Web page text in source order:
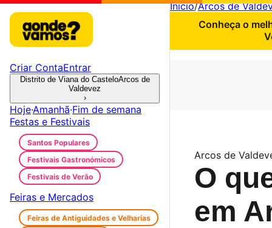
Início/Arcos de
Conheça o
Arcos de
O
em
Criar ContaEntrar
Distrito de Viana do CasteloArcos de
Valdevez
›
Hoje·Amanhã·Fim de semana
Festas e Festivais
Santos Populares
Festivais Gastronómicos
Festivais de Verão
Feiras e Mercados
Feiras de Antiguidades e Velharias